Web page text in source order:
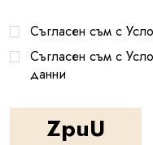
Съгласен съм с
Съгласен съм с
данни
ZpuU